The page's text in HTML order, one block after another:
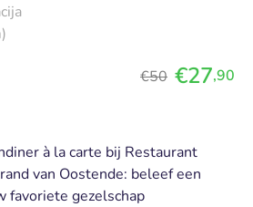
€50 €27,90
à la carte bij Restaurant
van Oostende: beleef een
favoriete gezelschap